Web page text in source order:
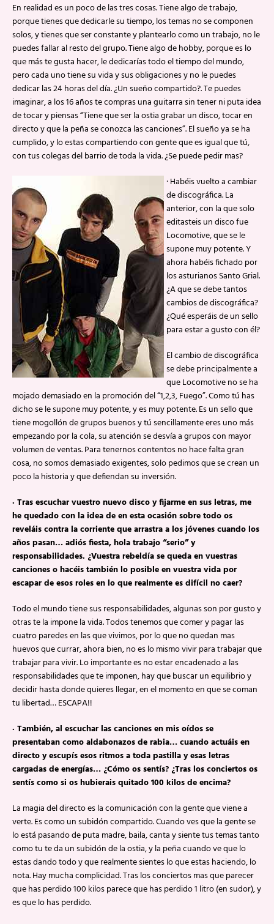
En realidad es un poco de las tres cosas. Tiene algo de trabajo,
porque tienes que dedicarle su tiempo, los temas no se componen
solos, y tienes que ser constante y plantearlo como un trabajo, no le
puedes fallar al resto del grupo. Tiene algo de hobby, porque es lo
que más te gusta hacer, le dedicarías todo el tiempo del mundo,
pero cada uno tiene su vida y sus obligaciones y no le puedes
dedicar las 24 horas del día. ¿Un sueño compartido?. Te puedes
imaginar, a los 16 años te compras una guitarra sin tener ni puta idea
de tocar y piensas “Tiene que ser la ostia grabar un disco, tocar en
directo y que la peña se conozca las canciones”. El sueño ya se ha
cumplido, y lo estas compartiendo con gente que es igual que tú,
con tus colegas del barrio de toda la vida. ¿Se puede pedir mas?
· Habéis vuelto a cambiar
de discográfica. La
anterior, con la que solo
editasteis un disco fue
Locomotive, que se le
supone muy potente. Y
ahora habéis fichado por
los asturianos Santo Grial.
¿A que se debe tantos
cambios de discográfica?
¿Qué esperáis de un sello
para estar a gusto con él?
El cambio de discográfica
se debe principalmente a
que Locomotive no se ha
mojado demasiado en la promoción del “1,2,3, Fuego”. Como tú has
dicho se le supone muy potente, y es muy potente. Es un sello que
tiene mogollón de grupos buenos y tú sencillamente eres uno más
empezando por la cola, su atención se desvía a grupos con mayor
volumen de ventas. Para tenernos contentos no hace falta gran
cosa, no somos demasiado exigentes, solo pedimos que se crean un
poco la historia y que defiendan su inversión.
· Tras escuchar vuestro nuevo disco y fijarme en sus letras, me
he quedado con la idea de en esta ocasión sobre todo os
reveláis contra la corriente que arrastra a los jóvenes cuando los
años pasan… adiós fiesta, hola trabajo “serio” y
responsabilidades. ¿Vuestra rebeldía se queda en vuestras
canciones o hacéis también lo posible en vuestra vida por
escapar de esos roles en lo que realmente es difícil no caer?
Todo el mundo tiene sus responsabilidades, algunas son por gusto y
otras te la impone la vida. Todos tenemos que comer y pagar las
cuatro paredes en las que vivimos, por lo que no quedan mas
huevos que currar, ahora bien, no es lo mismo vivir para trabajar que
trabajar para vivir. Lo importante es no estar encadenado a las
responsabilidades que te imponen, hay que buscar un equilibrio y
decidir hasta donde quieres llegar, en el momento en que se coman
tu libertad… ESCAPA!!
· También, al escuchar las canciones en mis oídos se
presentaban como aldabonazos de rabia… cuando actuáis en
directo y escupís esos ritmos a toda pastilla y esas letras
cargadas de energías… ¿Cómo os sentís? ¿Tras los conciertos os
sentís como si os hubierais quitado 100 kilos de encima?
La magia del directo es la comunicación con la gente que viene a
verte. Es como un subidón compartido. Cuando ves que la gente se
lo está pasando de puta madre, baila, canta y siente tus temas tanto
como tu te da un subidón de la ostia, y la peña cuando ve que lo
estas dando todo y que realmente sientes lo que estas haciendo, lo
nota. Hay mucha complicidad. Tras los conciertos mas que parecer
que has perdido 100 kilos parece que has perdido 1 litro (en sudor), y
es que lo has perdido.